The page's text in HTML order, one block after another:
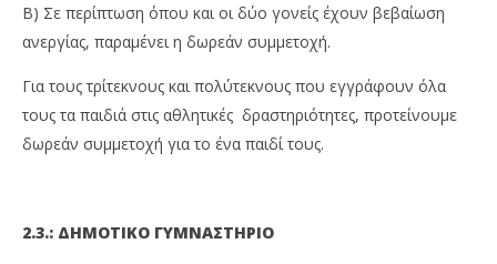
Β) Σε περίπτωση όπου και οι δύο γονείς έχουν βεβαίωση
ανεργίας, παραμένει η δωρεάν συμμετοχή.
Για τους τρίτεκνους και πολύτεκνους που εγγράφουν όλα
τους τα παιδιά στις αθλητικές δραστηριότητες, προτείνουμε
δωρεάν συμμετοχή για το ένα παιδί τους.
2.3.: ΔΗΜΟΤΙΚΟ ΓΥΜΝΑΣΤΗΡΙΟ